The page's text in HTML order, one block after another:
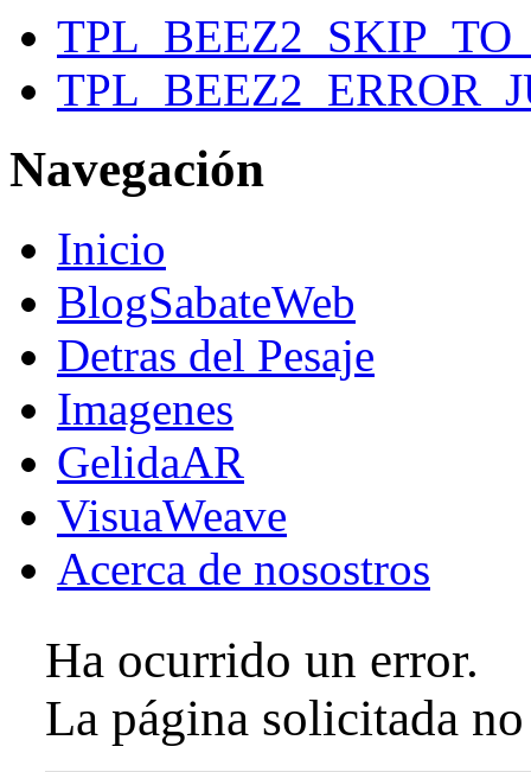
Navegación
Inicio
BlogSabateWeb
Detras del Pesaje
Imagenes
GelidaAR
VisuaWeave
Acerca de nosostros
Ha ocurrido un error.
La página solicitada